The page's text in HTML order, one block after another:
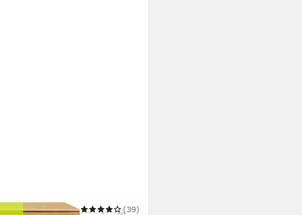
(39)